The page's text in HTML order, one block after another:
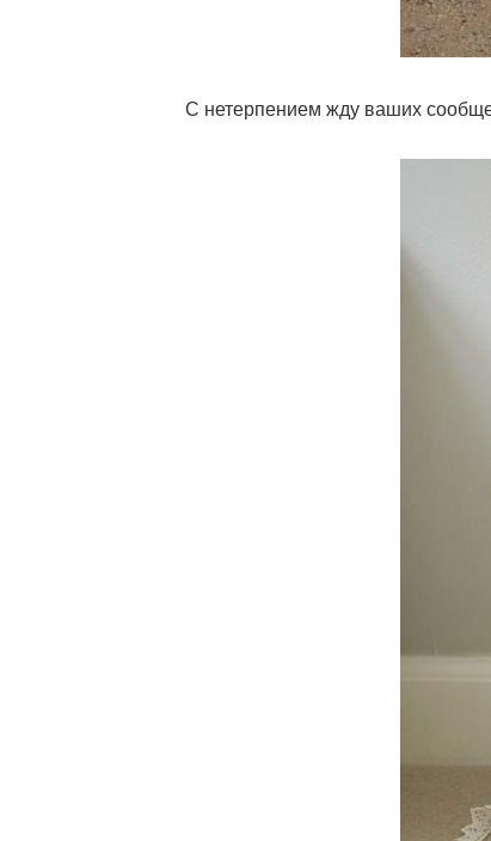
С нетерпением жду ваших